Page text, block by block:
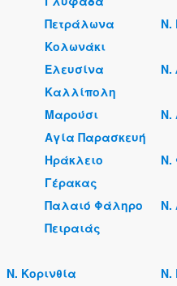
Πετράλωνα
Κολωνάκι
Ελευσίνα
Καλλίπολη
Μαρούσι
Αγία Παρασκευή
Ηράκλειο
Γέρακας
Παλαιό Φάληρο
Πειραιάς
Ν.
Ν.
Ν.
Ν.
Ν.
Ν. Κορινθία
Ν.